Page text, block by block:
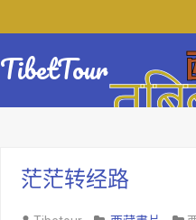
TibetTour
茫茫转经路